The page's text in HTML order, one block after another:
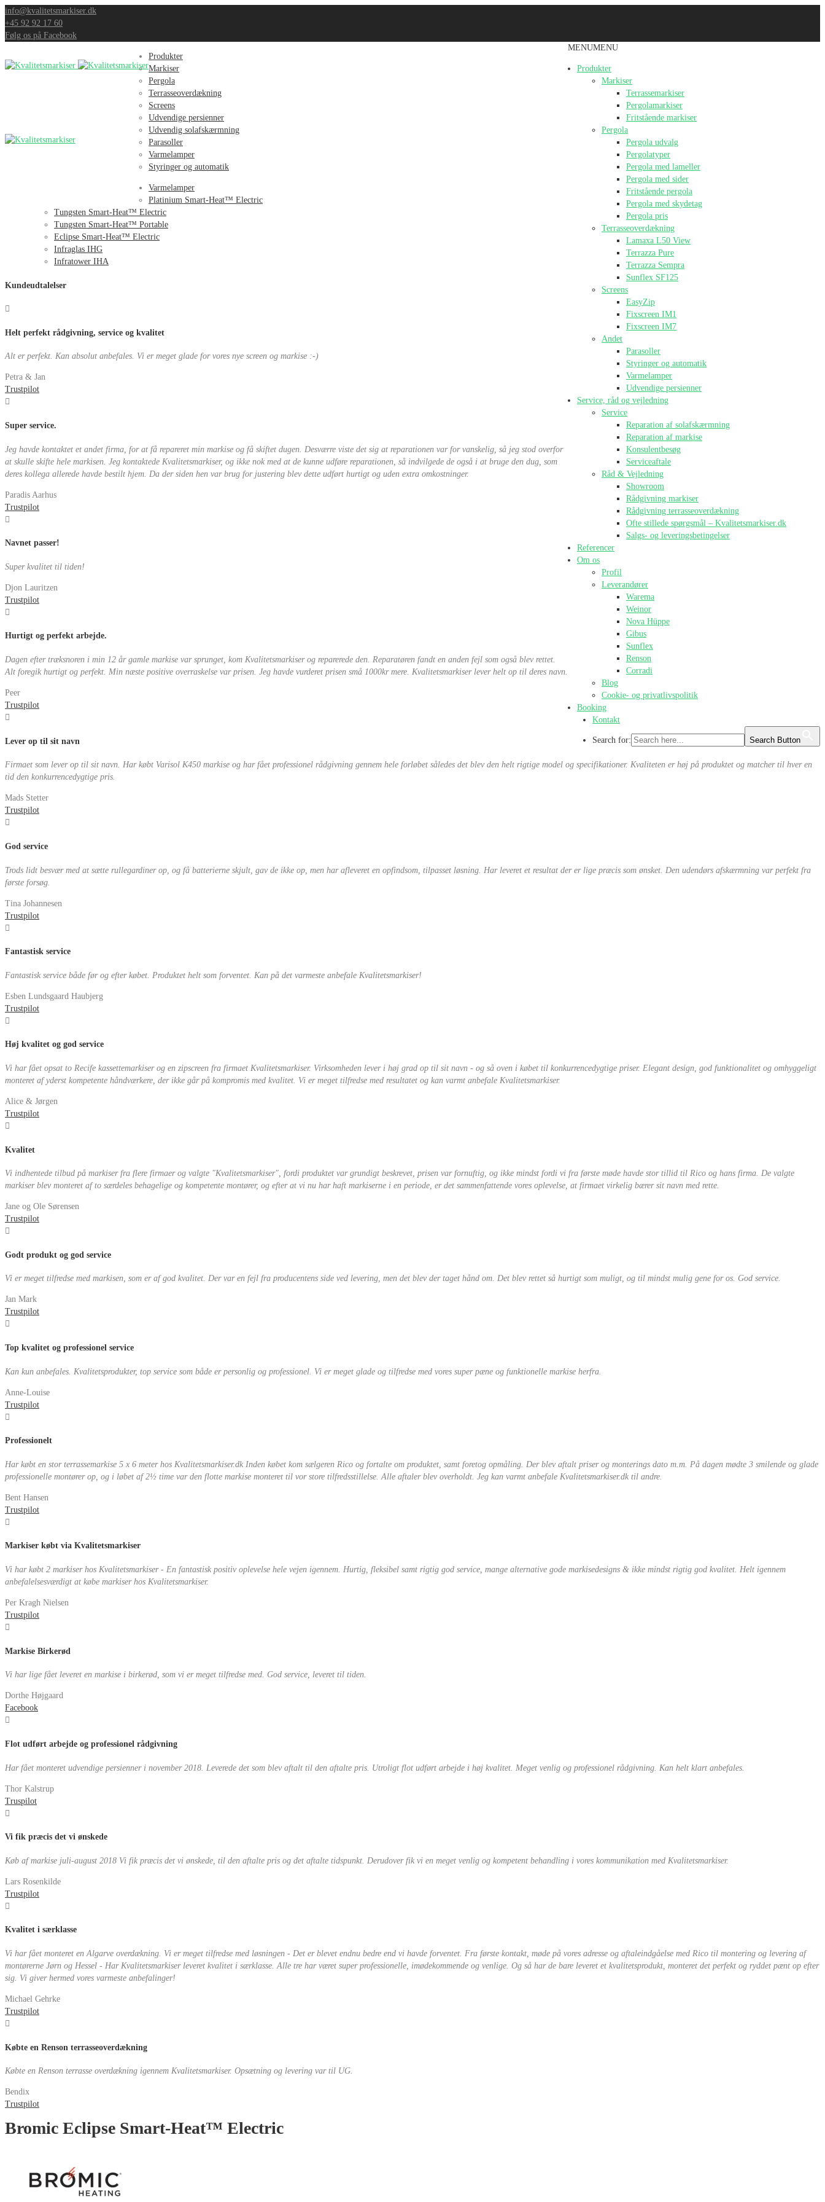
info@kvalitetsmarkiser.dk
+45 92 92 17 60
Følg os på Facebook
MENUMENU
Produkter
Markiser
Terrassemarkiser
Pergolamarkiser
Fritstående markiser
Pergola
Pergola udvalg
Pergolatyper
Pergola med lameller
Pergola med sider
Fritstående pergola
Pergola med skydetag
Pergola pris
Terrasseoverdækning
Lamaxa L50 View
Terrazza Pure
Terrazza Sempra
Sunflex SF125
Screens
EasyZip
Fixscreen IM1
Fixscreen IM7
Andet
Parasoller
Styringer og automatik
Varmelamper
Udvendige persienner
Service, råd og vejledning
Service
Reparation af solafskærmning
Reparation af markise
Konsulentbesøg
Serviceaftale
Råd & Vejledning
Showroom
Rådgivning markiser
Rådgivning terrasseoverdækning
Ofte stillede spørgsmål – Kvalitetsmarkiser.dk
Salgs- og leveringsbetingelser
Referencer
Om os
Profil
Leverandører
Warema
Weinor
Nova Hüppe
Gibus
Sunflex
Renson
Corradi
Blog
Cookie- og privatlivspolitik
Booking
Kontakt
Search for: Search Button
Produkter
Markiser
Pergola
Terrasseoverdækning
Screens
Udvendige persienner
Udvendig solafskærmning
Parasoller
Varmelamper
Styringer og automatik
Varmelamper
Platinium Smart-Heat™️ Electric
Tungsten Smart-Heat™️ Electric
Tungsten Smart-Heat™️ Portable
Eclipse Smart-Heat™ Electric
Infraglas IHG
Infratower IHA
Kundeudtalelser
Helt perfekt rådgivning, service og kvalitet
Alt er perfekt. Kan absolut anbefales. Vi er meget glade for vores nye screen og markise :-)
Petra & Jan
Trustpilot
Super service.
Jeg havde kontaktet et andet firma, for at få repareret min markise og få skiftet dugen. Desværre viste det sig at reparationen var for vanskelig, så jeg stod overfor
at skulle skifte hele markisen. Jeg kontaktede Kvalitetsmarkiser, og ikke nok med at de kunne udføre reparationen, så indvilgede de også i at bruge den dug, som
deres kollega allerede havde bestilt hjem. Da der siden hen var brug for justering blev dette udført hurtigt og uden extra omkostninger.
Paradis Aarhus
Trustpilot
Navnet passer!
Super kvalitet til tiden!
Djon Lauritzen
Trustpilot
Hurtigt og perfekt arbejde.
Dagen efter træksnoren i min 12 år gamle markise var sprunget, kom Kvalitetsmarkiser og reparerede den. Reparatøren fandt en anden fejl som også blev rettet.
Alt foregik hurtigt og perfekt. Min næste positive overraskelse var prisen. Jeg havde vurderet prisen små 1000kr mere. Kvalitetsmarkiser lever helt op til deres navn.
Peer
Trustpilot
Lever op til sit navn
Firmaet som lever op til sit navn. Har købt Varisol K450 markise og har fået professionel rådgivning gennem hele forløbet således det blev den helt rigtige model og specifikationer. Kvaliteten er høj på produktet og matcher til hver en
tid den konkurrencedygtige pris.
Mads Stetter
Trustpilot
God service
Trods lidt besvær med at sætte rullegardiner op, og få batterierne skjult, gav de ikke op, men har afleveret en opfindsom, tilpasset løsning. Har leveret et resultat der er lige præcis som ønsket. Den udendørs afskærmning var perfekt fra
første forsøg.
Tina Johannesen
Trustpilot
Fantastisk service
Fantastisk service både før og efter købet. Produktet helt som forventet. Kan på det varmeste anbefale Kvalitetsmarkiser!
Esben Lundsgaard Haubjerg
Trustpilot
Høj kvalitet og god service
Vi har fået opsat to Recife kassettemarkiser og en zipscreen fra firmaet Kvalitetsmarkiser. Virksomheden lever i høj grad op til sit navn - og så oven i købet til konkurrencedygtige priser. Elegant design, god funktionalitet og omhyggeligt
monteret af yderst kompetente håndværkere, der ikke går på kompromis med kvalitet. Vi er meget tilfredse med resultatet og kan varmt anbefale Kvalitetsmarkiser.
Alice & Jørgen
Trustpilot
Kvalitet
Vi indhentede tilbud på markiser fra flere firmaer og valgte "Kvalitetsmarkiser", fordi produktet var grundigt beskrevet, prisen var fornuftig, og ikke mindst fordi vi fra første møde havde stor tillid til Rico og hans firma. De valgte
markiser blev monteret af to særdeles behagelige og kompetente montører, og efter at vi nu har haft markiserne i en periode, er det sammenfattende vores oplevelse, at firmaet virkelig bærer sit navn med rette.
Jane og Ole Sørensen
Trustpilot
Godt produkt og god service
Vi er meget tilfredse med markisen, som er af god kvalitet. Der var en fejl fra producentens side ved levering, men det blev der taget hånd om. Det blev rettet så hurtigt som muligt, og til mindst mulig gene for os. God service.
Jan Mark
Trustpilot
Top kvalitet og professionel service
Kan kun anbefales. Kvalitetsprodukter, top service som både er personlig og professionel. Vi er meget glade og tilfredse med vores super pæne og funktionelle markise herfra.
Anne-Louise
Trustpilot
Professionelt
Har købt en stor terrassemarkise 5 x 6 meter hos Kvalitetsmarkiser.dk Inden købet kom sælgeren Rico og fortalte om produktet, samt foretog opmåling. Der blev aftalt priser og monterings dato m.m. På dagen mødte 3 smilende og glade
professionelle montører op, og i løbet af 2½ time var den flotte markise monteret til vor store tilfredsstillelse. Alle aftaler blev overholdt. Jeg kan varmt anbefale Kvalitetsmarkiser.dk til andre.
Bent Hansen
Trustpilot
Markiser købt via Kvalitetsmarkiser
Vi har købt 2 markiser hos Kvalitetsmarkiser - En fantastisk positiv oplevelse hele vejen igennem. Hurtig, fleksibel samt rigtig god service, mange alternative gode markisedesigns & ikke mindst rigtig god kvalitet. Helt igennem
anbefalelsesværdigt at købe markiser hos Kvalitetsmarkiser.
Per Kragh Nielsen
Trustpilot
Markise Birkerød
Vi har lige fået leveret en markise i birkerød, som vi er meget tilfredse med. God service, leveret til tiden.
Dorthe Højgaard
Facebook
Flot udført arbejde og professionel rådgivning
Har fået monteret udvendige persienner i november 2018. Leverede det som blev aftalt til den aftalte pris. Utroligt flot udført arbejde i høj kvalitet. Meget venlig og professionel rådgivning. Kan helt klart anbefales.
Thor Kalstrup
Truspilot
Vi fik præcis det vi ønskede
Køb af markise juli-august 2018 Vi fik præcis det vi ønskede, til den aftalte pris og det aftalte tidspunkt. Derudover fik vi en meget venlig og kompetent behandling i vores kommunikation med Kvalitetsmarkiser.
Lars Rosenkilde
Trustpilot
Kvalitet i særklasse
Vi har fået monteret en Algarve overdækning. Vi er meget tilfredse med løsningen - Det er blevet endnu bedre end vi havde forventet. Fra første kontakt, møde på vores adresse og aftaleindgåelse med Rico til montering og levering af
montørerne Jørn og Hessel - Har Kvalitetsmarkiser leveret kvalitet i særklasse. Alle tre har været super professionelle, imødekommende og venlige. Og så har de bare leveret et kvalitetsprodukt, monteret det perfekt og ryddet pænt op efter
sig. Vi giver hermed vores varmeste anbefalinger!
Michael Gehrke
Trustpilot
Købte en Renson terrasseoverdækning
Købte en Renson terrasse overdækning igennem Kvalitetsmarkiser. Opsætning og levering var til UG.
Bendix
Trustpilot
Bromic Eclipse Smart-Heat™ Electric